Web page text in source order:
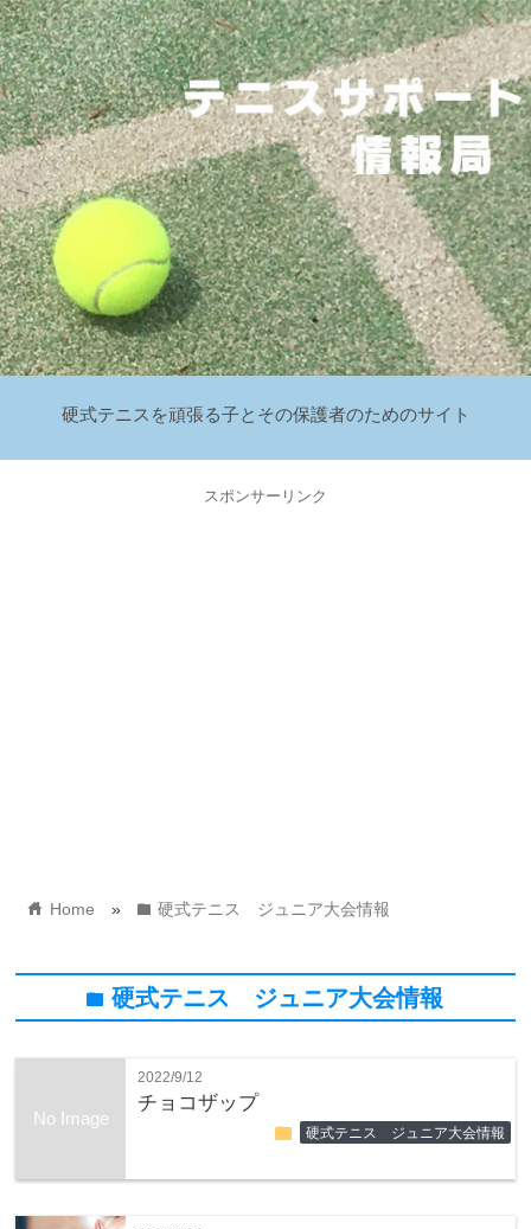
硬式テニスを頑張る子とその保護者のためのサイト
スポンサーリンク
home Home » folder硬式テニス ジュニア大会情報
folder硬式テニス ジュニア大会情報
No Image
2022/9/12
チョコザップ
folder 硬式テニス ジュニア大会情報